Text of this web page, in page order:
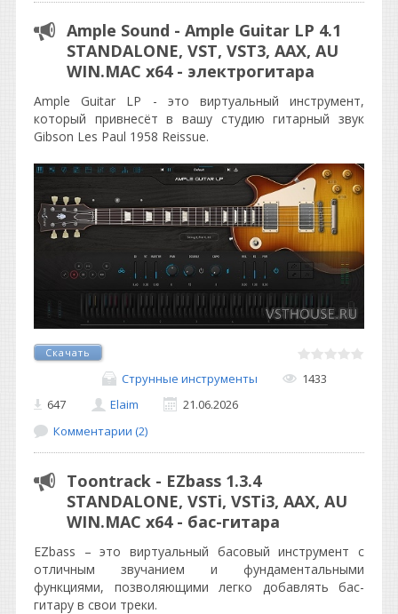
Ample Sound - Ample Guitar LP 4.1
STANDALONE, VST, VST3, AAX, AU
WIN.MAC x64 - электрогитара
Ample Guitar LP - это виртуальный инструмент,
который привнесёт в вашу студию гитарный звук
Gibson Les Paul 1958 Reissue.
Скачать
Струнные инструменты
1433
647
Elaim
21.06.2026
Комментарии (2)
Toontrack - EZbass 1.3.4
STANDALONE, VSTi, VSTi3, AAX, AU
WIN.MAC x64 - бас-гитара
EZbass – это виртуальный басовый инструмент с
отличным звучанием и фундаментальными
функциями, позволяющими легко добавлять бас-
гитару в свои треки.